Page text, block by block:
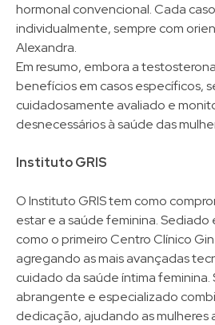
hormonal convencional. Cada
individualmente, sempre com
Alexandra.
Em resumo, embora a
benefícios em casos específicos,
cuidadosamente avaliado e
desnecessários à saúde das
Instituto GRIS
O Instituto GRIS tem como
estar e a saúde feminina.
como o primeiro Centro Clínico
agregando as mais avançadas
cuidado da saúde íntima
abrangente e especializado
dedicação, ajudando as mulheres